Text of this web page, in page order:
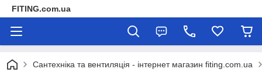
FITING.com.ua
Сантехніка та вентиляція - інтернет магазин fiting.com.ua